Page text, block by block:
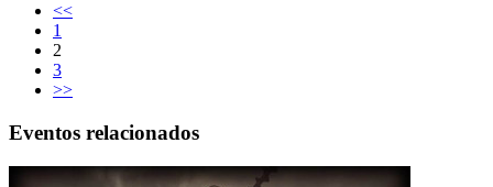
<<
1
2
3
>>
Eventos relacionados